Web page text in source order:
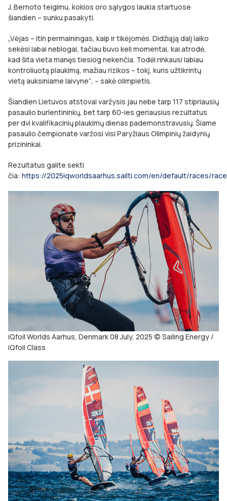
J. Bernoto teigimu, kokios oro sąlygos laukia startuose
šiandien – sunku pasakyti.
„Vėjas – itin permainingas, kaip ir tikėjomės. Didžiąją dalį laiko
sekėsi labai neblogai, tačiau buvo keli momentai, kai atrodė,
kad šita vieta manęs tiesiog nekenčia. Todėl rinkausi labiau
kontroliuotą plaukimą, mažiau rizikos – tokį, kuris užtikrintų
vietą auksiniame laivyne“, – sakė olimpietis.
Šiandien Lietuvos atstovai varžysis jau nebe tarp 117 stipriausių
pasaulio burlentininkų, bet tarp 60-ies geriausius rezultatus
per dvi kvalifikacinių plaukimų dienas pademonstravusių. Šiame
pasaulio čempionate varžosi visi Paryžiaus Olimpinių žaidynių
prizininkai.
Rezultatus galite sekti
čia: https://2025iqworldsaarhus.sailti.com/en/default/races/race
iQfoil Worlds Aarhus, Denmark 08 July, 2025 © Sailing Energy /
iQfoil Class